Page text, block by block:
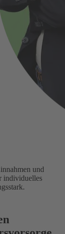
und
individuelles